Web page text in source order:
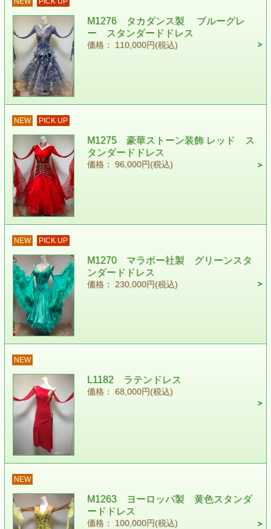
M1276 タカダンス製 ブルーグレ
ー スタンダードドレス
価格： 110,000円(税込)
NEW PICK UP
M1275 豪華ストーン装飾 レッド ス
タンダードドレス
価格： 96,000円(税込)
NEW PICK UP
M1270 マラボー社製 グリーンスタ
ンダードドレス
価格： 230,000円(税込)
NEW
L1182 ラテンドレス
価格： 68,000円(税込)
NEW
M1263 ヨーロッパ製 黄色スタンダ
ードドレス
価格： 100,000円(税込)